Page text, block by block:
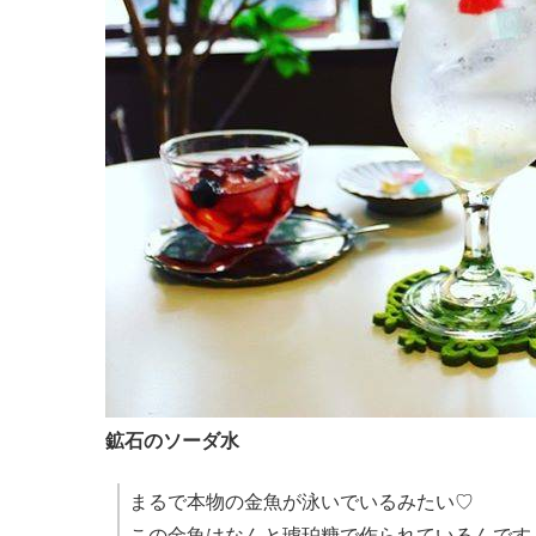
鉱石のソーダ水
まるで本物の金魚が泳いでいるみたい♡